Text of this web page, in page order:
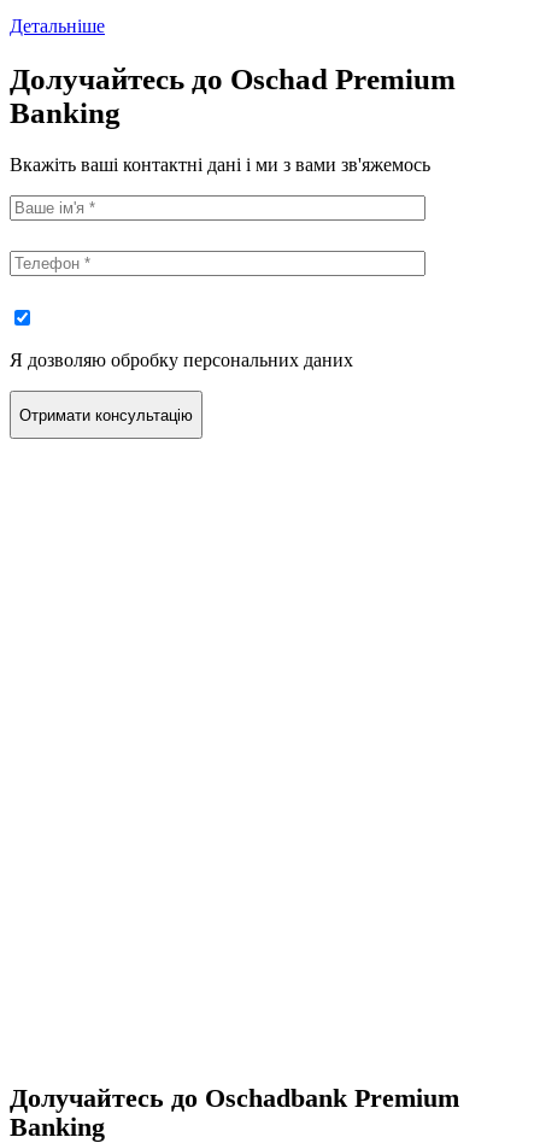
Детальніше
Долучайтесь до Oschad Premium
Banking
Вкажіть ваші контактні дані і ми з вами зв'яжемось
Я дозволяю обробку персональних даних
Долучайтесь до Oschadbank Premium
Banking